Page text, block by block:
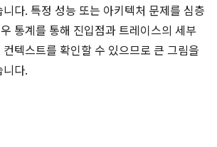
다. 특정 성능 또는 아키텍처 문제를 심층
통계를 통해 진입점과 트레이스의 세부
텍스트를 확인할 수 있으므로 큰 그림을
니다.